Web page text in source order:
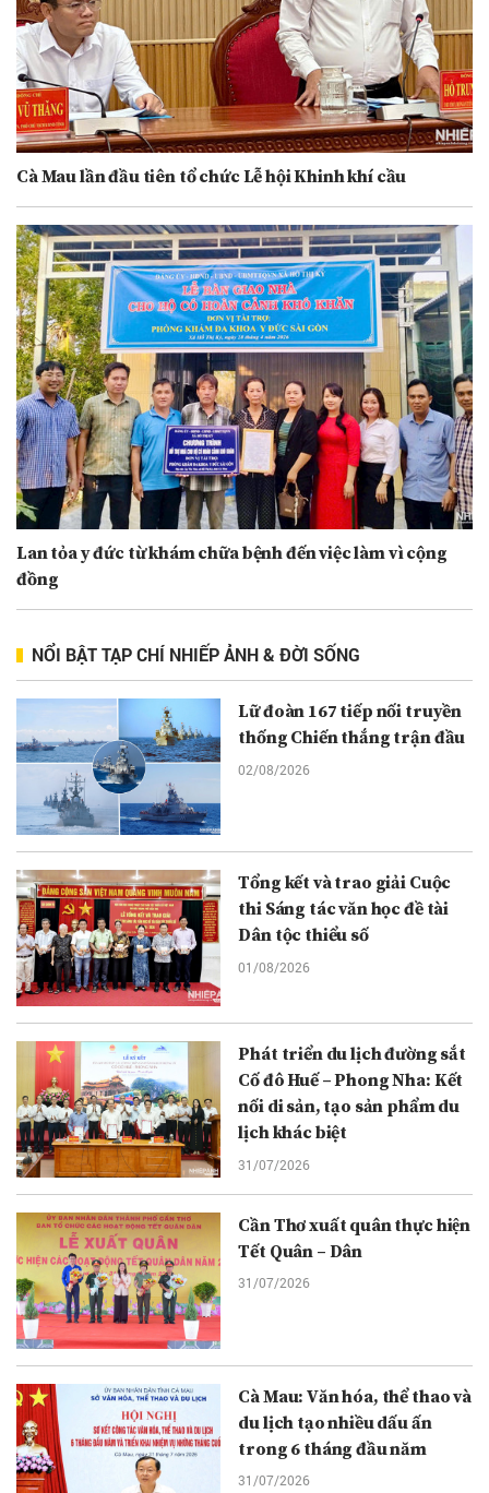
Cà Mau lần đầu tiên tổ chức Lễ hội Khinh khí cầu
Lan tỏa y đức từ khám chữa bệnh đến việc làm vì cộng
đồng
NỔI BẬT TẠP CHÍ NHIẾP ẢNH & ĐỜI SỐNG
Lữ đoàn 167 tiếp nối truyền
thống Chiến thắng trận đầu
02/08/2026
Tổng kết và trao giải Cuộc
thi Sáng tác văn học đề tài
Dân tộc thiểu số
01/08/2026
Phát triển du lịch đường sắt
Cố đô Huế – Phong Nha: Kết
nối di sản, tạo sản phẩm du
lịch khác biệt
31/07/2026
Cần Thơ xuất quân thực hiện
Tết Quân – Dân
31/07/2026
Cà Mau: Văn hóa, thể thao và
du lịch tạo nhiều dấu ấn
trong 6 tháng đầu năm
31/07/2026